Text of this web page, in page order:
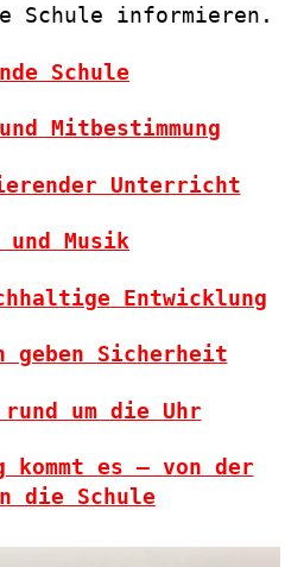
Schule informieren.
Schule
Mitbestimmung
Unterricht
und Musik
Entwicklung
geben Sicherheit
rund um die Uhr
kommt es – von der
die Schule